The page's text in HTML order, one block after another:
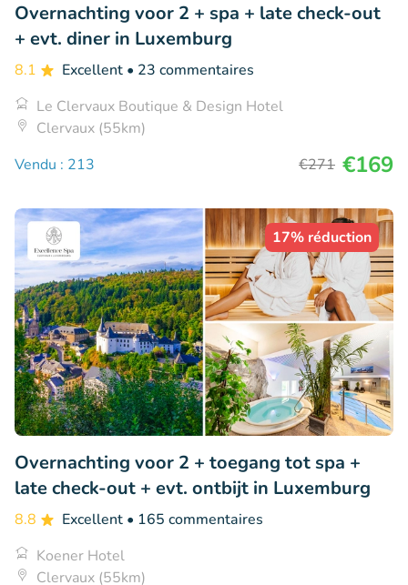
Overnachting voor 2 + spa + late check-out
+ evt. diner in Luxemburg
8.1 Excellent • 23 commentaires
Le Clervaux Boutique & Design Hotel
Clervaux (55km)
Vendu : 213
€271 €169
17% réduction
Overnachting voor 2 + toegang tot spa +
late check-out + evt. ontbijt in Luxemburg
8.8 Excellent • 165 commentaires
Koener Hotel
Clervaux (55km)